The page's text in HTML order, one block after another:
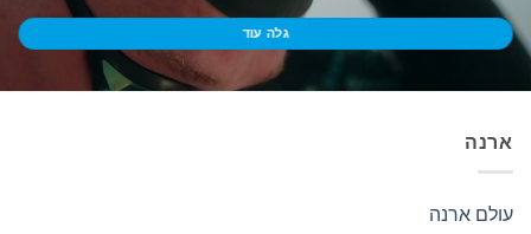
גלה עוד
ארנה
עולם ארנה